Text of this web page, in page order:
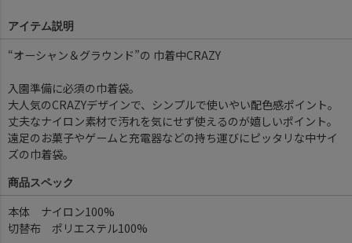
アイテム説明
“オーシャン＆グラウンド”の 巾着中CRAZY
入園準備に必須の巾着袋。
大人気のCRAZYデザインで、シンプルで使いやい配色感ポイント。
丈夫なナイロン素材で汚れを気にせず使えるのが嬉しいポイント。
遠足のお菓子やゲームと充電器などの持ち運びにピッタリな中サイ
ズの巾着袋。
商品スペック
本体 ナイロン100%
切替布 ポリエステル100%